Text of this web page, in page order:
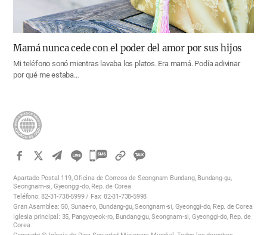
Mamá nunca cede con el poder del amor por sus hijos
Mi teléfono sonó mientras lavaba los platos. Era mamá. Podía adivinar
por qué me estaba…
카
톡
공
Apartado Postal 119, Oficina de Correos de Seongnam Bundang, Bundang-gu,
Seongnam-si, Gyeonggi-do, Rep. de Corea
Teléfono: 82-31-738-5999 / Fax: 82-31-738-5998
Gran Asamblea: 50, Sunae-ro, Bundang-gu, Seongnam-si, Gyeonggi-do, Rep. de Corea
Iglesia principal: 35, Pangyoyeok-ro, Bundang-gu, Seongnam-si, Gyeonggi-do, Rep. de
Corea